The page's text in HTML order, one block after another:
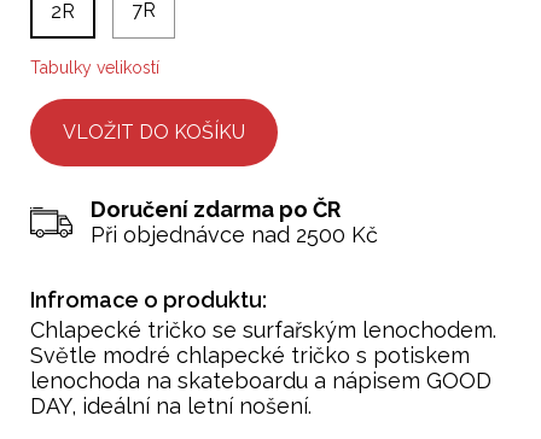
2R 7R
Tabulky velikostí
Doručení zdarma po ČR
Při objednávce nad 2500 Kč
Infromace o produktu:
Chlapecké tričko se surfařským lenochodem.
Světle modré chlapecké tričko s potiskem
lenochoda na skateboardu a nápisem GOOD
DAY, ideální na letní nošení.